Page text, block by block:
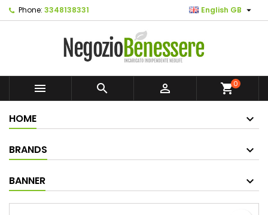
Phone: 3348138331 English GB 
   shopping_cart0
HOME
BRANDS
BANNER